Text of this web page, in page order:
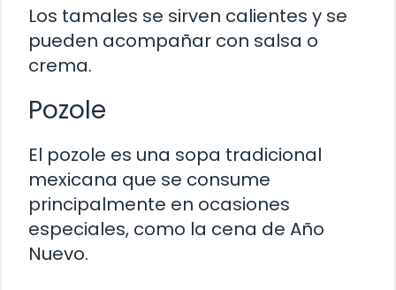
Los tamales se sirven calientes y se
pueden acompañar con salsa o
crema.
Pozole
El pozole es una sopa tradicional
mexicana que se consume
principalmente en ocasiones
especiales, como la cena de Año
Nuevo.